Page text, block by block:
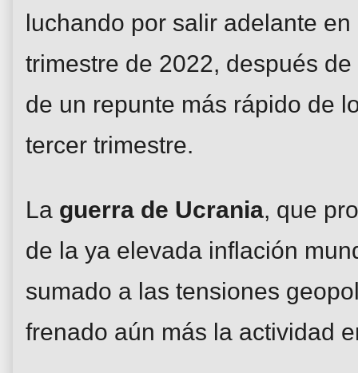
luchando por salir adelante en
trimestre de 2022, después
de un repunte más rápido de
tercer trimestre.
La guerra de Ucrania, que
de la ya elevada inflación
sumado a las tensiones
frenado aún más la actividad